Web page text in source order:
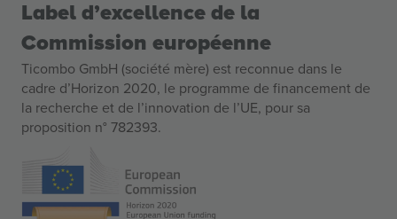
Label d’excellence de la
Commission européenne
Ticombo GmbH (société mère) est reconnue dans le
cadre d’Horizon 2020, le programme de financement de
la recherche et de l’innovation de l’UE, pour sa
proposition n° 782393.